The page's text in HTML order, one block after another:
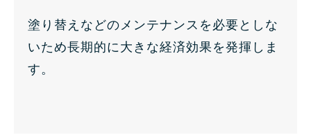
塗り替えなどのメンテナンスを必要としな
いため長期的に大きな経済効果を発揮しま
す。